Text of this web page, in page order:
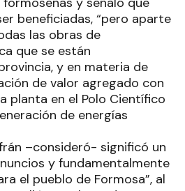
beneficiadas, “pero aparte
las obras de
que se están
y en materia de
de valor agregado con
planta en el Polo Científico
de energías
–consideró- significó un
y fundamentalmente
el pueblo de Formosa”, al